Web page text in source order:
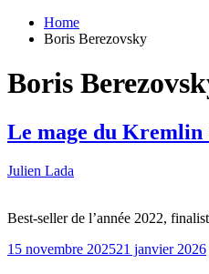
Home
Boris Berezovsky
Boris
Le mage du Kremlin
Julien Lada
Best-seller de l’année 2022,
15 novembre 202521 janvier 2026